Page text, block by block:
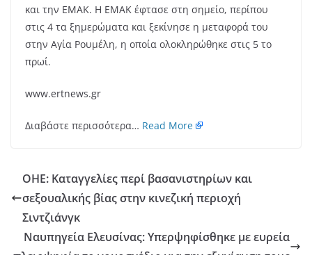
και την ΕΜΑΚ. Η ΕΜΑΚ έφτασε στη σημείο, περίπου
στις 4 τα ξημερώματα και ξεκίνησε η μεταφορά του
στην Αγία Ρουμέλη, η οποία ολοκληρώθηκε στις 5 το
πρωί.
www.ertnews.gr
Διαβάστε περισσότερα… Read More
ΟΗΕ: Kαταγγελίες περί βασανιστηρίων και
σεξουαλικής βίας στην κινεζική περιοχή
Σιντζιάνγκ
Ναυπηγεία Ελευσίνας: Υπερψηφίσθηκε με ευρεία